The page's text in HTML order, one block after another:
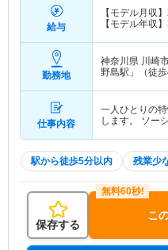
給与
【モデル月収】
【モデル年収】
勤務地
神奈川県 川崎
野島駅」（徒歩
仕事内容
一人ひとりの
します。 ソー
駅から徒歩5分以内 残業少
保存する
こ